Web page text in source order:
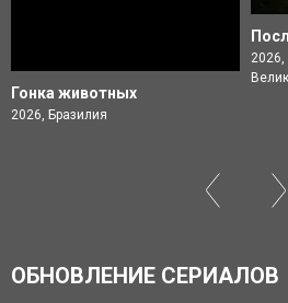
Гонка животных
2026, Бразилия
ОБНОВЛЕНИЕ СЕРИАЛОВ